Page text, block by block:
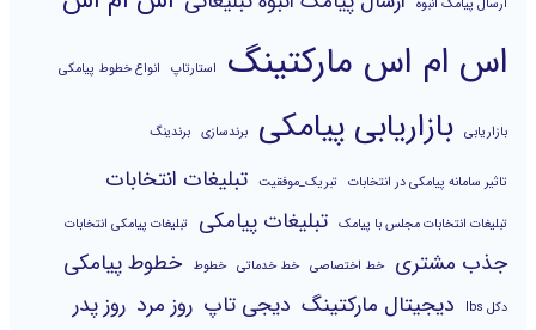
ارسال پیامک انبوه
اس ام اس مارکتینگ استارتاپ انواع خطوط پیامکی
بازاریابی بازاریابی پیامکی برندسازی برندینگ
تاثیر سامانه پیامکی در انتخابات تبریک_موفقیت تبلیغات انتخابات
تبلیغات انتخابات مجلس با پیامک تبلیغات پیامکی تبلیغات پیامکی انتخابات
جذب مشتری خط اختصاصی خط خدماتی خطوط خطوط پیامکی
دکل lbs دیجیتال مارکتینگ دیجی تاپ روز مرد روز پدر